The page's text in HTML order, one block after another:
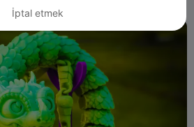
İptal etmek